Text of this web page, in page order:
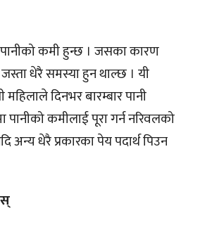
पानीको कमी हुन्छ । जसका कारण
धेरै समस्या हुन थाल्छ । यी
दिनभर बारम्बार पानी
पानीको कमीलाई पूरा गर्न नरिवलको
धेरै प्रकारका पेय पदार्थ पिउन